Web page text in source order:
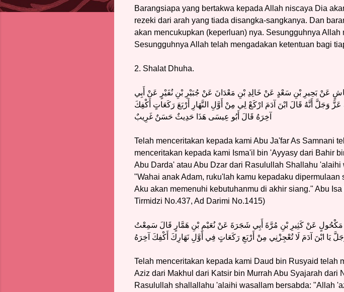
Barangsiapa yang bertakwa kepada Allah niscaya Dia
rezeki dari arah yang tiada disangka-sangkanya. Dan
akan mencukupkan (keperluan) nya. Sesungguhnya
Sesungguhnya Allah telah mengadakan ketentuan bagi
2. Shalat Dhuha.
عَنْ بَحِيرِ بْنِ سَعْدٍ عَنْ خَالِدِ بْنِ مَعْدَانَ عَنْ جُبَيْرِ بْنِ نُفَيْرٍ عَنْ أَبِي
وَجَلَّ أَنَّهُ قَالَ ابْنَ آدَمَ ارْكَعْ لِي مِنْ أَوَّلِ النَّهَارِ أَرْبَعَ رَكَعَاتٍ أَكْفِكَ
آخِرَهُ قَالَ أَبُو عِيسَى هَذَا حَدِيثٌ حَسَنٌ غَرِيبٌ
Telah menceritakan kepada kami Abu Ja'far As Samnani
menceritakan kepada kami Isma'il bin 'Ayyasy dari Bahir
Abu Darda' atau Abu Dzar dari Rasulullah Shallahu
"Wahai anak Adam, ruku'lah kamu kepadaku
Aku akan memenuhi kebutuhanmu di akhir siang." Abu
Tirmidzi No.437, Ad Darimi No.1415)
مَكْحُولٍ عَنْ كَثِيرِ بْنِ مُرَّةَ أَبِي شَجَرَةَ عَنْ نُعَيْمِ بْنِ هَمَّارٍ قَالَ سَمِعْتُ
يَا ابْنَ آدَمَ لَا تُعْجِزْنِي مِنْ أَرْبَعِ رَكَعَاتٍ فِي أَوَّلِ نَهَارِكَ أَكْفِكَ آخِرَهُ
Telah menceritakan kepada kami Daud bin Rusyaid telah
Aziz dari Makhul dari Katsir bin Murrah Abu Syajarah dari
Rasulullah shallallahu 'alaihi wasallam bersabda: "Allah